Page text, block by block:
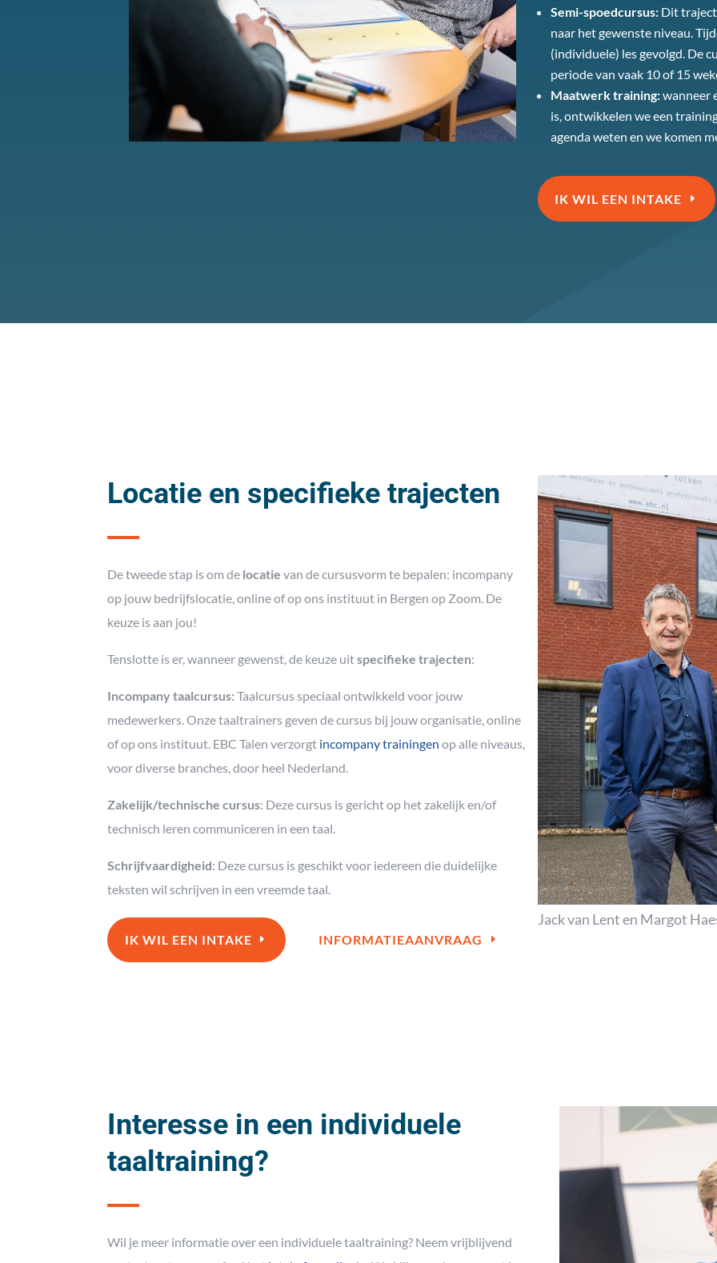
Semi-spoedcursus: Dit
naar het gewenste niveau.
(individuele) les gevolgd. De
periode van vaak 10 of 15
Maatwerk training:wanneer
is, ontwikkelen we een
agenda weten en we komen
IK WIL EEN INTAKE
Locatie en specifieke trajecten
De tweede stap is om de locatie van de cursusvorm te bepalen: incompany
op jouw bedrijfslocatie, online of op ons instituut in Bergen op Zoom. De
keuze is aan jou!
Tenslotte is er, wanneer gewenst, de keuze uitspecifieke trajecten:
Incompany taalcursus:Taalcursus speciaal ontwikkeld voor jouw
medewerkers. Onze taaltrainers geven de cursus bij jouw organisatie, online
of op ons instituut. EBC Talen verzorgt incompany trainingen op alle niveaus,
voor diverse branches, door heel Nederland.
Zakelijk/technische cursus: Deze cursus is gericht op het zakelijk en/of
technisch leren communiceren in een taal.
Schrijfvaardigheid: Deze cursus is geschikt voor iedereen die duidelijke
teksten wil schrijven in een vreemde taal.
IK WIL EEN INTAKE INFORMATIEAANVRAAG
Jack van Lent en Margot
Interesse in een individuele
taaltraining?
Wil je meer informatie over een individuele taaltraining? Neem vrijblijvend